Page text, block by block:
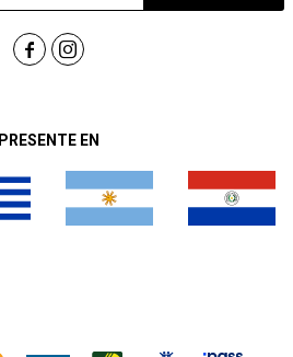
PRESENTE EN
 